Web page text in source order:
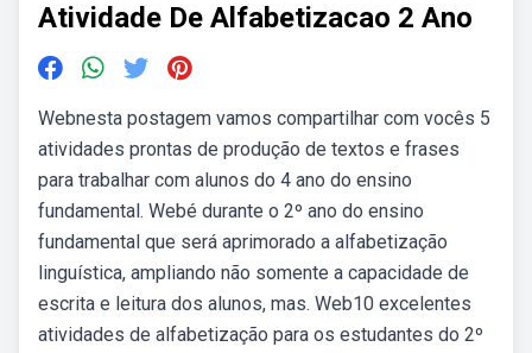
Atividade De Alfabetizacao 2 Ano
Webnesta postagem vamos compartilhar com vocês 5
atividades prontas de produção de textos e frases
para trabalhar com alunos do 4 ano do ensino
fundamental. Webé durante o 2º ano do ensino
fundamental que será aprimorado a alfabetização
linguística, ampliando não somente a capacidade de
escrita e leitura dos alunos, mas. Web10 excelentes
atividades de alfabetização para os estudantes do 2º